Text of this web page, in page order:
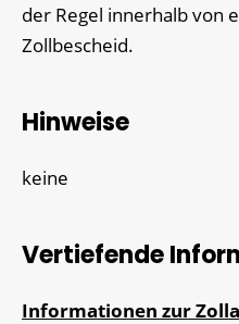
der Regel innerhalb von
Zollbescheid.
Hinweise
keine
Vertiefende
Informationen zur